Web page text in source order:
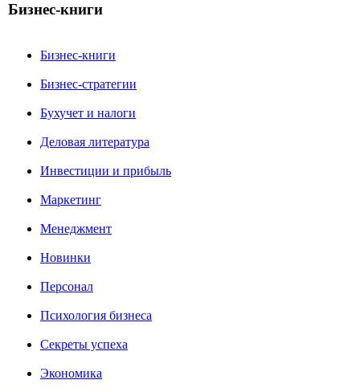
Бизнес-книги
Бизнес-книги
Бизнес-стратегии
Бухучет и налоги
Деловая литература
Инвестиции и прибыль
Маркетинг
Менеджмент
Новинки
Персонал
Психология бизнеса
Секреты успеха
Экономика